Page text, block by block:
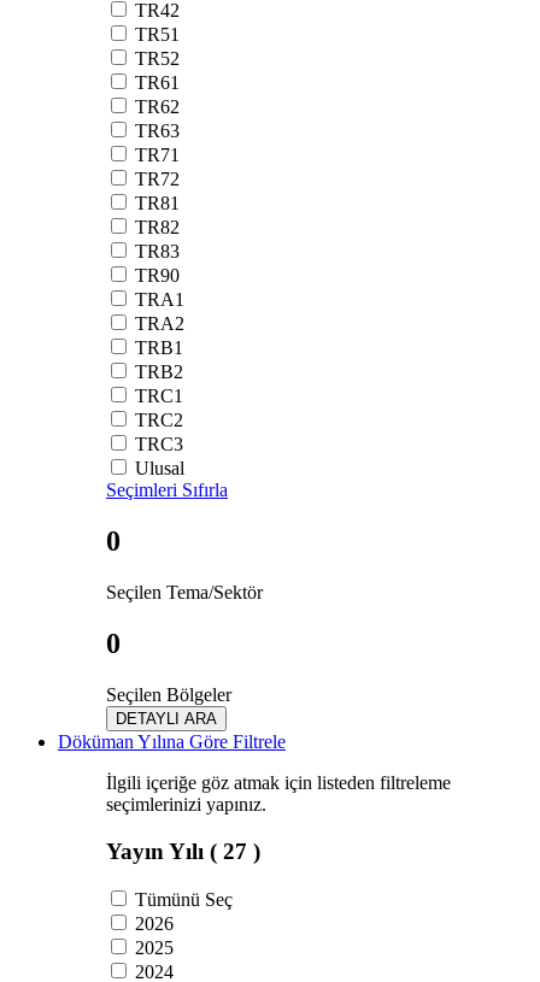
TR42
TR51
TR52
TR61
TR62
TR63
TR71
TR72
TR81
TR82
TR83
TR90
TRA1
TRA2
TRB1
TRB2
TRC1
TRC2
TRC3
Ulusal
Seçimleri Sıfırla
0
Seçilen Tema/Sektör
0
Seçilen Bölgeler
DETAYLI ARA
Döküman Yılına Göre Filtrele
İlgili içeriğe göz atmak için listeden filtreleme
seçimlerinizi yapınız.
Yayın Yılı ( 27 )
Tümünü Seç
2026
2025
2024